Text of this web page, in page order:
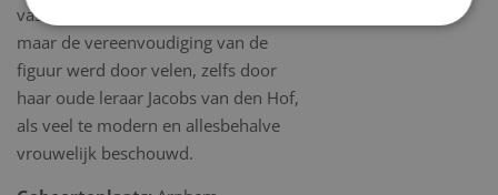
vastberadenheid en levenskracht uit,
maar de vereenvoudiging van de
figuur werd door velen, zelfs door
haar oude leraar Jacobs van den Hof,
als veel te modern en allesbehalve
vrouwelijk beschouwd.